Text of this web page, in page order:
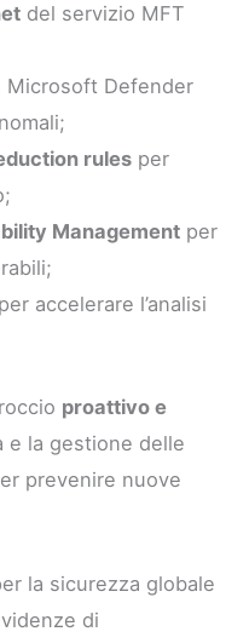
del servizio MFT
Microsoft Defender
rules per
Management per
per accelerare l’analisi
proattivo e
e la gestione delle
prevenire nuove
la sicurezza globale
di